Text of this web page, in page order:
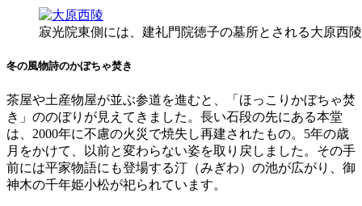
寂光院東側には、建礼門院徳子の墓所とされる大原西
冬の風物詩のかぼちゃ焚き
茶屋や土産物屋が並ぶ参道を進むと、「ほっこりかぼちゃ焚
き」ののぼりが見えてきました。長い石段の先にある本堂
は、2000年に不慮の火災で焼失し再建されたもの。5年の歳
月をかけて、以前と変わらない姿を取り戻しました。その手
前には平家物語にも登場する汀（みぎわ）の池が広がり、御
神木の千年姫小松が祀られています。